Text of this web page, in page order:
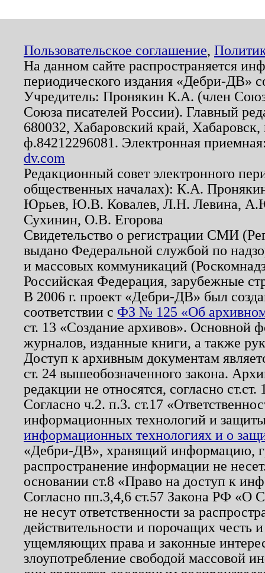
Пользовательское соглашение,
На данном сайте распространяется
периодического издания «Дебри-ДВ»
Учредитель: Пронякин К.А. (член
Союза писателей России). Главный
680032, Хабаровский край,
ф.84212296081. Электронная
dv.com
Редакционный совет электронного
общественных началах): К.А.
Юрьев, Ю.В. Ковалев, Л.Н. Левина,
Сухинин, О.В. Егорова
Свидетельство о регистрации СМИ
выдано Федеральной службой по
и массовых коммуникаций
Российская Федерация, зарубежные
В 2006 г. проект «Дебри-ДВ» был
соответствии с ФЗ № 125 «Об
ст. 13 «Создание архивов». Основной
журналов, изданные книги, а также
Доступ к архивным документам
ст. 24 вышеобозначенного закона.
редакции не относятся, согласно
Согласно ч.2. п.3. ст.17
информационных технологий и
информационных технологиях и о
«Дебри-ДВ», хранящий информацию,
распространение информации не
основании ст.8 «Право на доступ к
Согласно пп.3,4,6 ст.57 Закона РФ «О
не несут ответственности за
действительности и порочащих честь
ущемляющих права и законные
злоупотребление свободой массовой